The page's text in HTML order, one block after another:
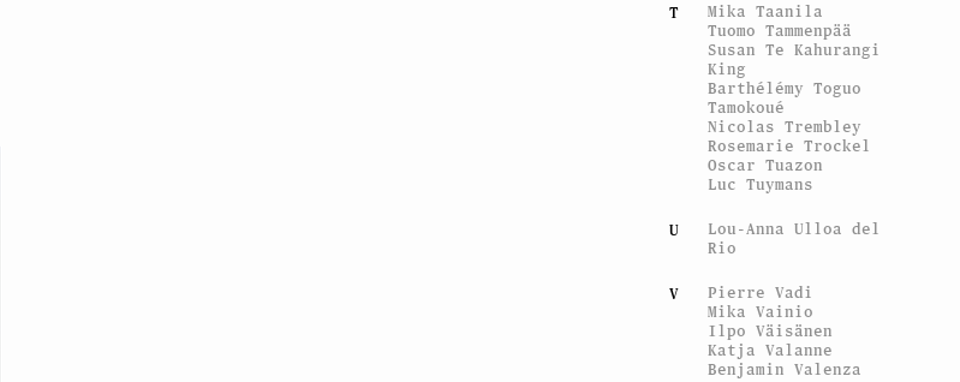
T
Mika Taanila
Tuomo Tammenpää
Susan Te Kahurangi
King
Barthélémy Toguo
Tamokoué
Nicolas Trembley
Rosemarie Trockel
Oscar Tuazon
Luc Tuymans
U
Lou-Anna Ulloa del
Rio
V
Pierre Vadi
Mika Vainio
Ilpo Väisänen
Katja Valanne
Benjamin Valenza